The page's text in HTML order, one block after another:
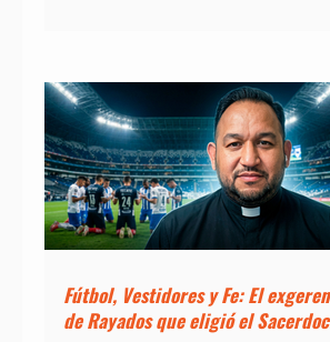
colaboración con Evan Craft.
en el sonido del pop rock
estadounidense de los 90 y en la
del apóstol Pablo a los filipenses,
canción plantea una pregunta
profunda: ¿qué es lo que realmente
permanece cuando lo terrenal deja
ser suficiente? De las metas pers
Fútbol, Vestidores y Fe: El
de Rayados que eligió el